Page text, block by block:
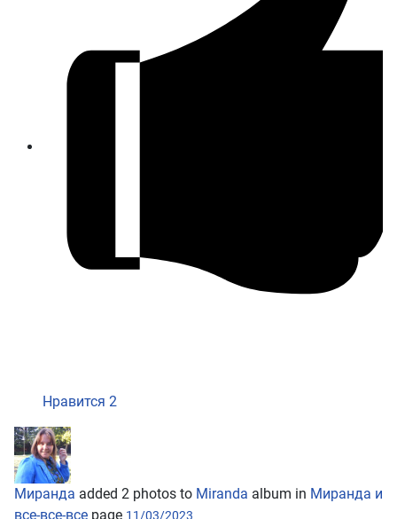
Нравится 2
Миранда added 2 photos to Miranda album in Миранда и
все-все-все page 11/03/2023